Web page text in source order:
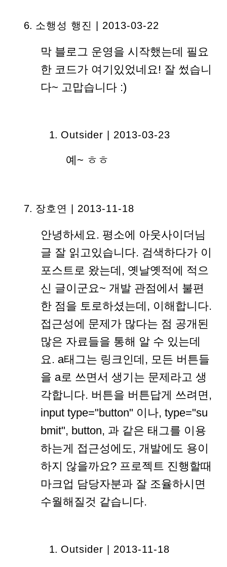
소행성 행진 | 2013-03-22
막 블로그 운영을 시작했는데 필요
한 코드가 여기있었네요! 잘 썼습니
다~ 고맙습니다 :)
Outsider | 2013-03-23
예~ ㅎㅎ
장호연 | 2013-11-18
안녕하세요. 평소에 아웃사이더님
글 잘 읽고있습니다. 검색하다가 이
포스트로 왔는데, 옛날옛적에 적으
신 글이군요~ 개발 관점에서 불편
한 점을 토로하셨는데, 이해합니다.
접근성에 문제가 많다는 점 공개된
많은 자료들을 통해 알 수 있는데
요. a태그는 링크인데, 모든 버튼들
을 a로 쓰면서 생기는 문제라고 생
각합니다. 버튼을 버튼답게 쓰려면,
input type="button" 이나, type="su
bmit", button, 과 같은 태그를 이용
하는게 접근성에도, 개발에도 용이
하지 않을까요? 프로젝트 진행할때
마크업 담당자분과 잘 조율하시면
수월해질것 같습니다.
Outsider | 2013-11-18